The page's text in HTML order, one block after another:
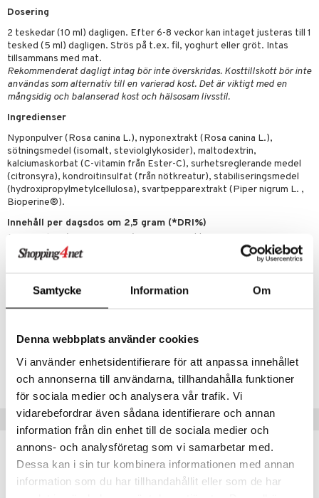
Samtycke Information Om
Denna webbplats använder cookies
Vi använder enhetsidentifierare för att anpassa innehållet
och annonserna till användarna, tillhandahålla funktioner
för sociala medier och analysera vår trafik. Vi
vidarebefordrar även sådana identifierare och annan
information från din enhet till de sociala medier och
annons- och analysföretag som vi samarbetar med.
Dessa kan i sin tur kombinera informationen med annan
information som du har tillhandahållit eller som de har
Dosering
2 teskedar (10 ml) dagligen. Efter 6-8 veckor kan intaget justeras till 1
tesked (5 ml) dagligen. Strös på t.ex. fil, yoghurt eller gröt. Intas
tillsammans med mat.
Rekommenderat dagligt intag bör inte överskridas. Kosttillskott bör inte
användas som alternativ till en varierad kost. Det är viktigt med en
mångsidig och balanserad kost och hälsosam livsstil.
Ingredienser
Nyponpulver (Rosa canina L.), nyponextrakt (Rosa canina L.),
sötningsmedel (isomalt, steviolglykosider), maltodextrin,
kalciumaskorbat (C-vitamin från Ester-C), surhetsreglerande medel
(citronsyra), kondroitinsulfat (från nötkreatur), stabiliseringsmedel
(hydroxipropylmetylcellulosa), svartpepparextrakt (Piper nigrum L. ,
Bioperine®).
Innehåll per dagsdos om 2,5 gram (*DRI%)
Nyponpulver (Rosa canina L.)
700 mg**
Nyponextrakt (Rosa canina L.)
Svartpepparextrakt Bioperine®
3 mg**
*DRI = % av dagligt referensintag
Artikelnr
HACC8-ME-300
Tips till dig
fot
dusch & tvål
utan sol
K
svar